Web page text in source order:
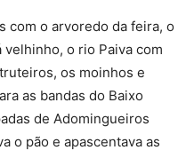
com o arvoredo da feira, o
o rio Paiva com
os moinhos e
as bandas do Baixo
de Adomingueiros
o pão e apascentava as